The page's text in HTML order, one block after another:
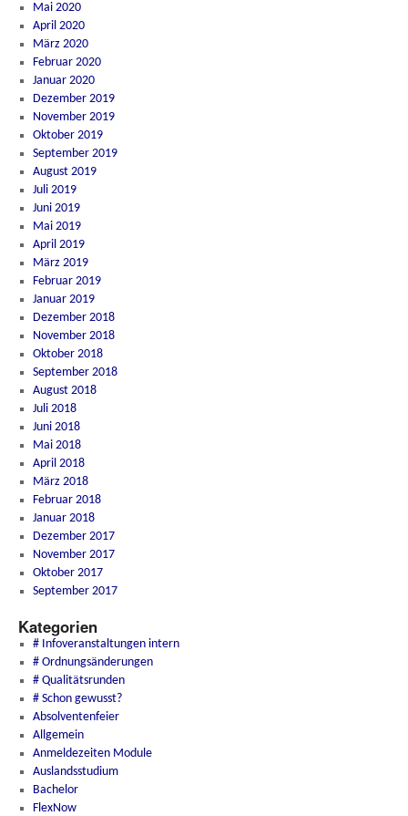
Mai 2020
April 2020
März 2020
Februar 2020
Januar 2020
Dezember 2019
November 2019
Oktober 2019
September 2019
August 2019
Juli 2019
Juni 2019
Mai 2019
April 2019
März 2019
Februar 2019
Januar 2019
Dezember 2018
November 2018
Oktober 2018
September 2018
August 2018
Juli 2018
Juni 2018
Mai 2018
April 2018
März 2018
Februar 2018
Januar 2018
Dezember 2017
November 2017
Oktober 2017
September 2017
Kategorien
# Infoveranstaltungen intern
# Ordnungsänderungen
# Qualitätsrunden
# Schon gewusst?
Absolventenfeier
Allgemein
Anmeldezeiten Module
Auslandsstudium
Bachelor
FlexNow